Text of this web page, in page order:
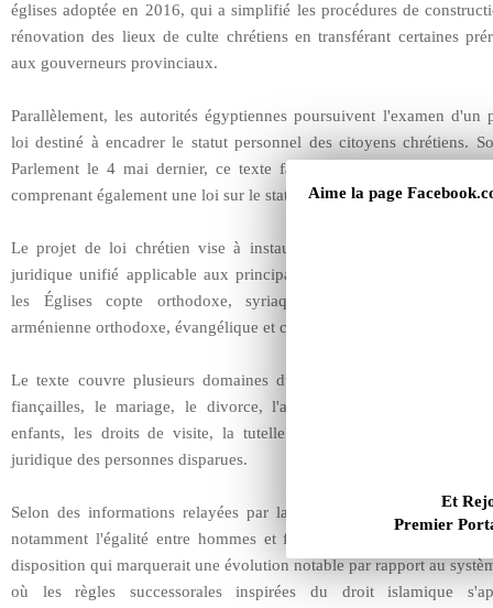
Aime la page
Et
Premier
églises adoptée en 2016, qui a simplifié les procédures de
rénovation des lieux de culte chrétiens en transférant certaines
aux gouverneurs provinciaux.
Parallèlement, les autorités égyptiennes poursuivent l'examen d'un
loi destiné à encadrer le statut personnel des citoyens chrétiens.
Parlement le 4 mai dernier, ce texte fait partie d'un ensemble de
comprenant également une loi sur le statut personnel des musulmans.
Le projet de loi chrétien vise à instaurer, pour la première fois,
juridique unifié applicable aux principales confessions du pays,
les Églises copte orthodoxe, syriaque orthodoxe, grecque
arménienne orthodoxe, évangélique et catholique.
Le texte couvre plusieurs domaines du droit de la famille,
fiançailles, le mariage, le divorce, l'annulation de mariage, la
enfants, les droits de visite, la tutelle parentale, l'héritage et le
juridique des personnes disparues.
Selon des informations relayées par la presse égyptienne, le
notamment l'égalité entre hommes et femmes en matière
disposition qui marquerait une évolution notable par rapport au
où les règles successorales inspirées du droit islamique